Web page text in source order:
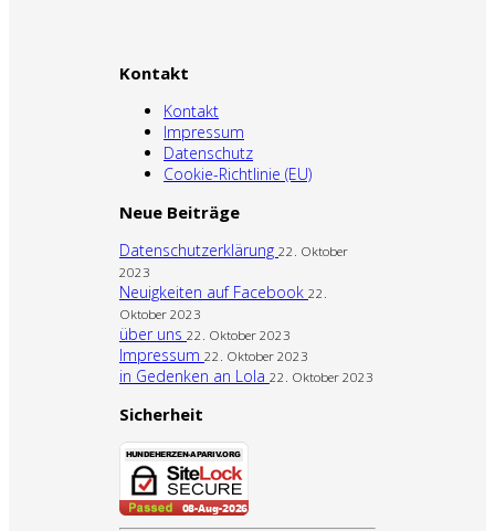
Kontakt
Kontakt
Impressum
Datenschutz
Cookie-Richtlinie (EU)
Neue Beiträge
Datenschutzerklärung 22. Oktober
2023
Neuigkeiten auf Facebook 22.
Oktober 2023
über uns 22. Oktober 2023
Impressum 22. Oktober 2023
in Gedenken an Lola 22. Oktober 2023
Sicherheit